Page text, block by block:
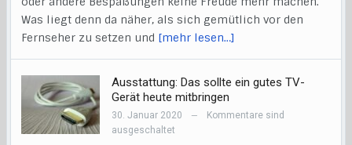
Was liegt denn da näher, als sich gemütlich vor den
Fernseher zu setzen und [mehr lesen…]
Ausstattung: Das sollte ein gutes TV-
Gerät heute mitbringen
30. Januar 2020 —
Kommentare sind
ausgeschaltet